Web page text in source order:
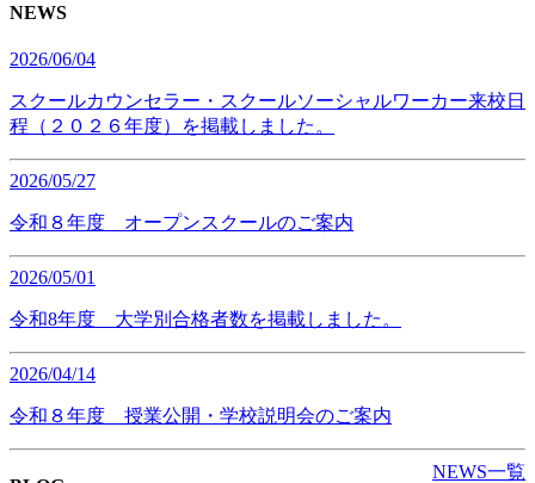
NEWS
2026/06/04
スクールカウンセラー・スクールソーシャルワーカー来校日
程（２０２６年度）を掲載しました。
2026/05/27
令和８年度 オープンスクールのご案内
2026/05/01
令和8年度 大学別合格者数を掲載しました。
2026/04/14
令和８年度 授業公開・学校説明会のご案内
NEWS一覧